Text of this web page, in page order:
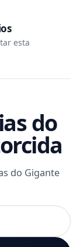
esta
do
do Gigante